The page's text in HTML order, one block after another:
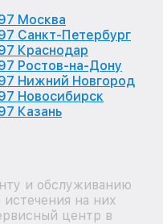
Москва
Санкт-Петербург
Краснодар
Ростов-на-Дону
Нижний Новгород
Новосибирск
Казань
и обслуживанию
на них
центр в